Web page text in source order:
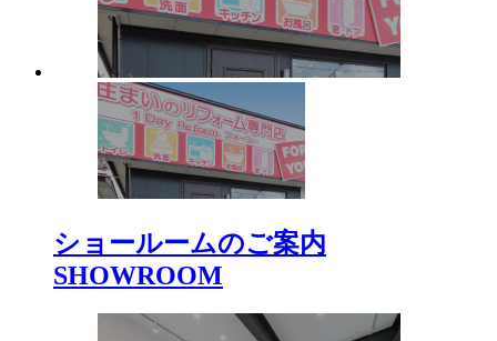
ショールームのご案内
SHOWROOM